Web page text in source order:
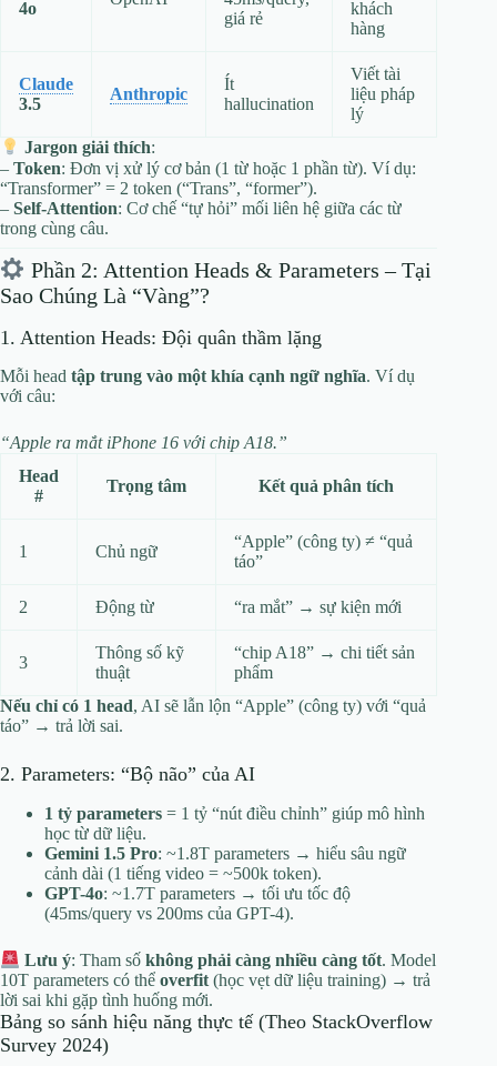
4o
giá rẻ
khách
hàng
Claude
3.5
Anthropic
Ít
hallucination
Viết tài
liệu pháp
lý
Jargon giải thích:
– Token: Đơn vị xử lý cơ bản (1 từ hoặc 1 phần từ). Ví dụ:
“Transformer” = 2 token (“Trans”, “former”).
– Self-Attention: Cơ chế “tự hỏi” mối liên hệ giữa các từ
trong cùng câu.
Phần 2: Attention Heads & Parameters – Tại
Sao Chúng Là “Vàng”?
1. Attention Heads: Đội quân thầm lặng
Mỗi head tập trung vào một khía cạnh ngữ nghĩa. Ví dụ
với câu:
“Apple ra mắt iPhone 16 với chip A18.”
Head
#
Trọng tâm Kết quả phân tích
1 Chủ ngữ
“Apple” (công ty) ≠ “quả
táo”
2 Động từ “ra mắt” → sự kiện mới
3
Thông số kỹ
thuật
“chip A18” → chi tiết sản
phẩm
Nếu chỉ có 1 head, AI sẽ lẫn lộn “Apple” (công ty) với “quả
táo” → trả lời sai.
2. Parameters: “Bộ não” của AI
1 tỷ parameters = 1 tỷ “nút điều chỉnh” giúp mô hình
học từ dữ liệu.
Gemini 1.5 Pro: ~1.8T parameters → hiểu sâu ngữ
cảnh dài (1 tiếng video = ~500k token).
GPT-4o: ~1.7T parameters → tối ưu tốc độ
(45ms/query vs 200ms của GPT-4).
Lưu ý: Tham sốkhông phải càng nhiều càng tốt. Model
10T parameters có thể overfit (học vẹt dữ liệu training) → trả
lời sai khi gặp tình huống mới.
Bảng so sánh hiệu năng thực tế (Theo StackOverflow
Survey 2024)